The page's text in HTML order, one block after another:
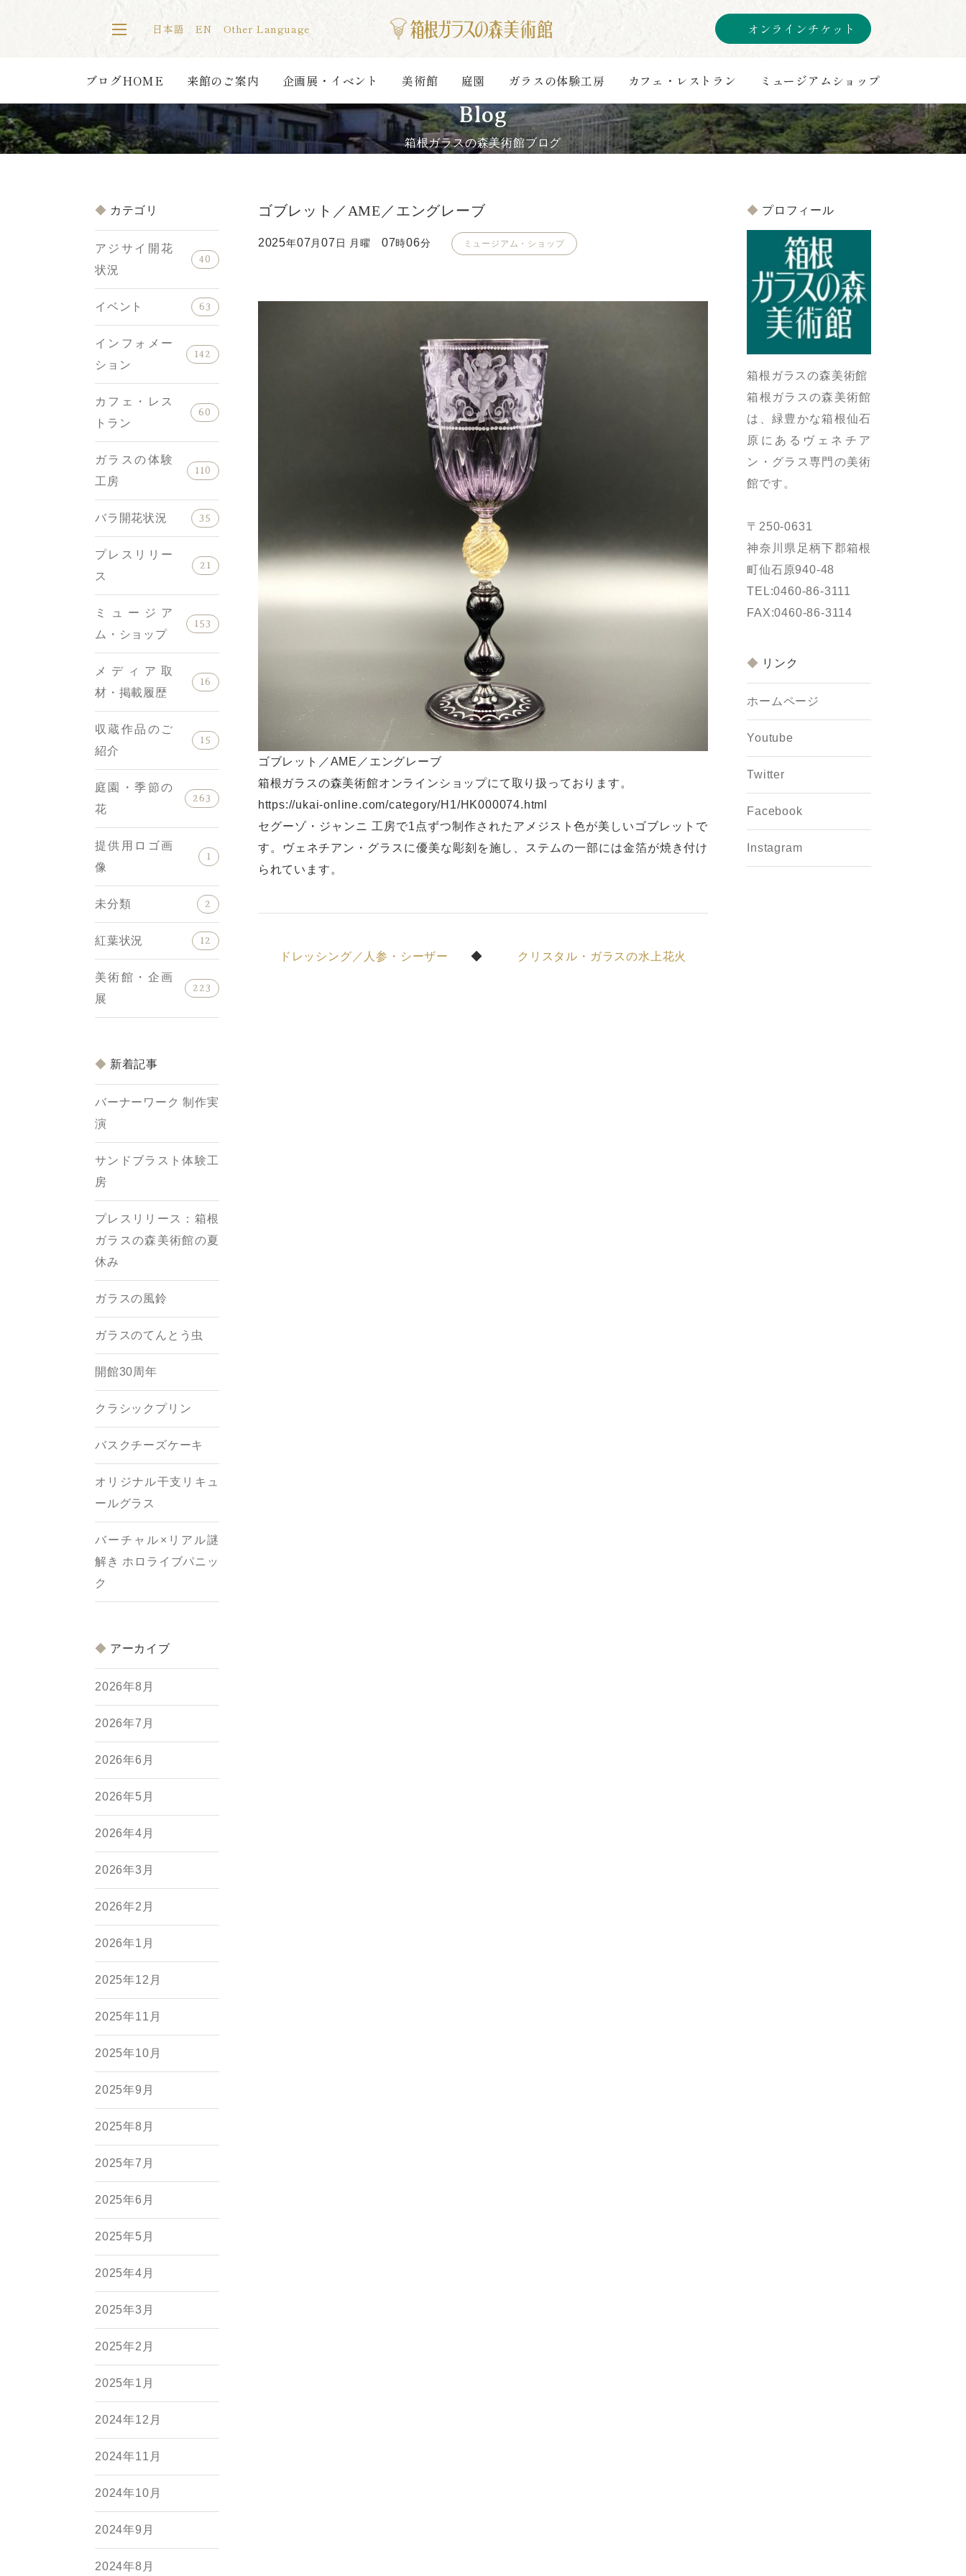
日本語 EN Other Language オンラインチケット
ブログHOME 来館のご案内 企画展・イベント 美術館 庭園 ガラスの体験工房 カフェ・レストラン ミュージアムショップ
Blog
箱根ガラスの森美術館ブログ
カテゴリ
アジサイ開花
状況
40
イベント 63
インフォメー
ション
142
カフェ・レス
トラン
60
ガラスの体験
工房
110
バラ開花状況 35
プレスリリー
ス
21
ミュージア
ム・ショップ
153
メディア取
材・掲載履歴
16
収蔵作品のご
紹介
15
庭園・季節の
花
263
提供用ロゴ画
像
1
未分類 2
紅葉状況 12
美術館・企画
展
223
新着記事
バーナーワーク 制作実
演
サンドブラスト体験工
房
プレスリリース：箱根
ガラスの森美術館の夏
休み
ガラスの風鈴
ガラスのてんとう虫
開館30周年
クラシックプリン
バスクチーズケーキ
オリジナル干支リキュ
ールグラス
バーチャル×リアル謎
解き ホロライブパニッ
ク
アーカイブ
2026年8月
2026年7月
2026年6月
2026年5月
2026年4月
2026年3月
2026年2月
2026年1月
2025年12月
2025年11月
2025年10月
2025年9月
2025年8月
2025年7月
2025年6月
2025年5月
2025年4月
2025年3月
2025年2月
2025年1月
2024年12月
2024年11月
2024年10月
2024年9月
2024年8月
ゴブレット／AME／エングレーブ
2025年07 月07 日 月曜 07時06分 ミュージアム・ショップ
ゴブレット／AME／エングレーブ
箱根ガラスの森美術館オンラインショップにて取り扱っております。
https://ukai-online.com/category/H1/HK000074.html
セグーゾ・ジャンニ 工房で1点ずつ制作されたアメジスト色が美しいゴブレットで
す。ヴェネチアン・グラスに優美な彫刻を施し、ステムの一部には金箔が焼き付け
られています。
ドレッシング／人参・シーザー クリスタル・ガラスの水上花火
プロフィール
箱根ガラスの森美術館
箱根ガラスの森美術館
は、緑豊かな箱根仙石
原にあるヴェネチア
ン・グラス専門の美術
館です。
〒250-0631
神奈川県足柄下郡箱根
町仙石原940-48
TEL:0460-86-3111
FAX:0460-86-3114
リンク
ホームページ
Youtube
Twitter
Facebook
Instagram